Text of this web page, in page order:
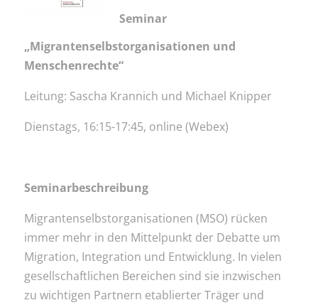
Seminar
„Migrantenselbstorganisationen und
Menschenrechte“
Leitung: Sascha Krannich und Michael Knipper
Dienstags, 16:15-17:45, online (Webex)
Seminarbeschreibung
Migrantenselbstorganisationen (MSO) rücken
immer mehr in den Mittelpunkt der Debatte um
Migration, Integration und Entwicklung. In vielen
gesellschaftlichen Bereichen sind sie inzwischen
zu wichtigen Partnern etablierter Träger und